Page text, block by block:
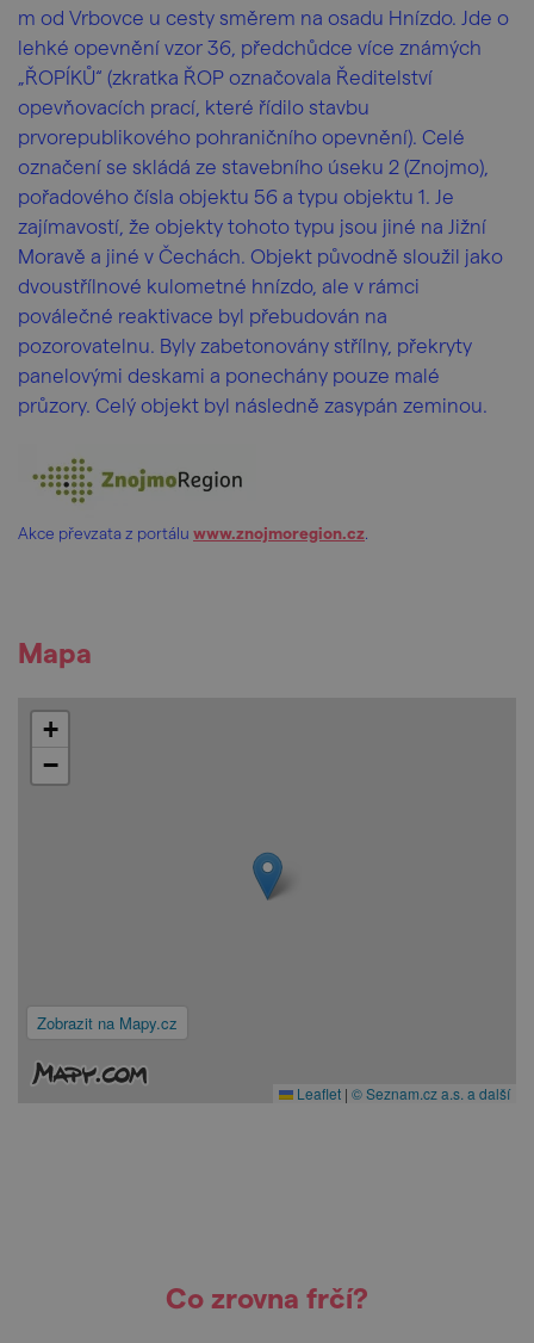
m od Vrbovce u cesty směrem na osadu Hnízdo. Jde o
lehké opevnění vzor 36, předchůdce více známých
„ŘOPÍKŮ“ (zkratka ŘOP označovala Ředitelství
opevňovacích prací, které řídilo stavbu
prvorepublikového pohraničního opevnění). Celé
označení se skládá ze stavebního úseku 2 (Znojmo),
pořadového čísla objektu 56 a typu objektu 1. Je
zajímavostí, že objekty tohoto typu jsou jiné na Jižní
Moravě a jiné v Čechách. Objekt původně sloužil jako
dvoustřílnové kulometné hnízdo, ale v rámci
poválečné reaktivace byl přebudován na
pozorovatelnu. Byly zabetonovány střílny, překryty
panelovými deskami a ponechány pouze malé
průzory. Celý objekt byl následně zasypán zeminou.
Akce převzata z portálu www.znojmoregion.cz
Mapa
Zobrazit na Mapy.cz
+
−
Leaflet | © Seznam.cz a.s. a další
Co zrovna frčí?